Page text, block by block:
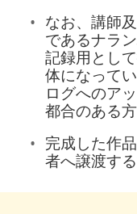
なお、講師
であるナラ
記録用とし
体になって
ログへのア
都合のある
完成した作
者へ譲渡す